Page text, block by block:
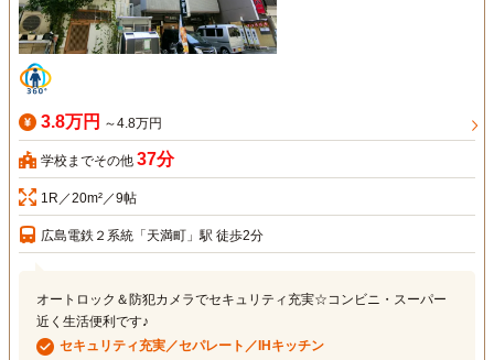
3.8万円 ～4.8万円
学校までその他 37分
1R／20m²／9帖
広島電鉄２系統「天満町」駅 徒歩2分
オートロック＆防犯カメラでセキュリティ充実☆コンビニ・スーパー
近く生活便利です♪
セキュリティ充実／セパレート／IHキッチン